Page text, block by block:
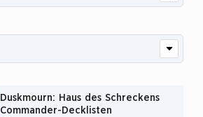
Duskmourn: Haus des Schreckens
Commander-Decklisten